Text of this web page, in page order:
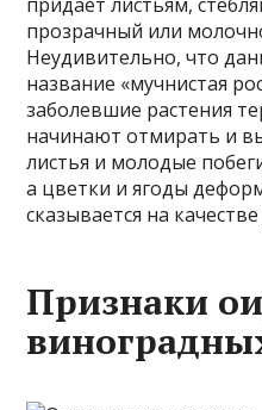
прозрачный или
Неудивительно, что
название «мучнистая
заболевшие растения
начинают отмирать и
листья и молодые
а цветки и ягоды
сказывается на
Признаки